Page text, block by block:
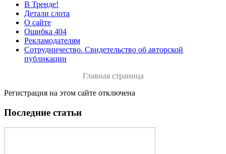
В Тренде!
Детали слота
О сайте
Ошибка 404
Рекламодателям
Сотрудничество. Свидетельство об авторской
публикации
Главная страница
Регистрация на этом сайте отключена
Последние статьи